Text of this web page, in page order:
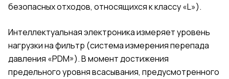
безопасных отходов, относящихся к классу «L»).
Интеллектуальная электроника измеряет уровень
нагрузки на фильтр (система измерения перепада
давления «PDM»). В момент достижения
предельного уровня всасывания, предусмотренного